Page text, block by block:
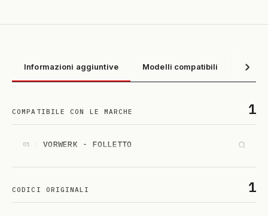
Informazioni aggiuntive Modelli compatibili
COMPATIBILE CON LE MARCHE 1
01 VORWERK - FOLLETTO
CODICI ORIGINALI 1